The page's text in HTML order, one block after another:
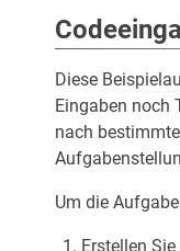
Diese
Eingaben noch
nach
Um die
Erstellen